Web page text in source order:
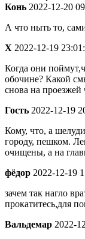
Конь 2022-12-20
А что ныть то,
Х 2022-12-19
Когда они
обочине? Какой
снова на
Гость 2022-12-19
Кому, что, а
городу, пешком.
очищены, а на
фёдор 2022-12-19
зачем так нагло
прокатитесь,для
Вальдемар 2022-